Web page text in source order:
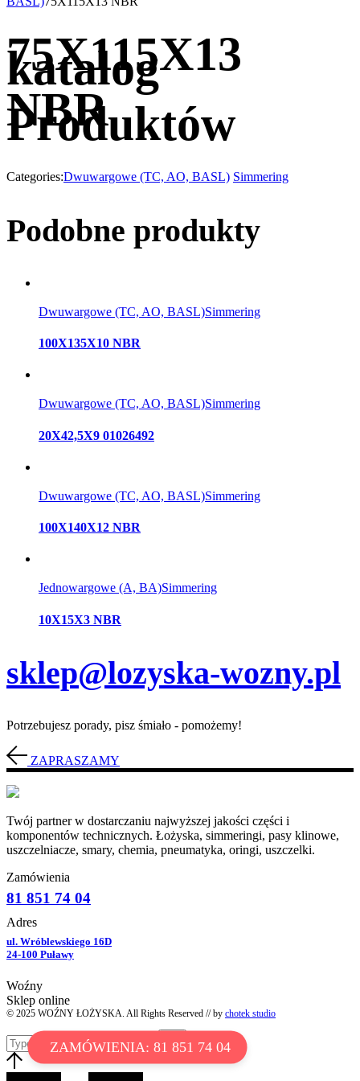
ZAMÓWIENIA: 81 851 74 04
katalog
Produktów
75X115X13
NBR
Categories:Dwuwargowe (TC, AO, BASL) Simmering
Podobne produkty
Dwuwargowe (TC, AO, BASL)Simmering
100X135X10 NBR
Dwuwargowe (TC, AO, BASL)Simmering
20X42,5X9 01026492
Dwuwargowe (TC, AO, BASL)Simmering
100X140X12 NBR
Jednowargowe (A, BA)Simmering
10X15X3 NBR
sklep@lozyska-wozny.pl
Potrzebujesz porady, pisz śmiało - pomożemy!
ZAPRASZAMY
Twój partner w dostarczaniu najwyższej jakości części i
komponentów technicznych. Łożyska, simmeringi, pasy klinowe,
uszczelniacze, smary, chemia, pneumatyka, oringi, uszczelki.
Zamówienia
81 851 74 04
Adres
ul. Wróblewskiego 16D
24-100 Puławy
Woźny
Sklep online
© 2025 WOŹNY ŁOŻYSKA. All Rights Reserved // by chotek studio